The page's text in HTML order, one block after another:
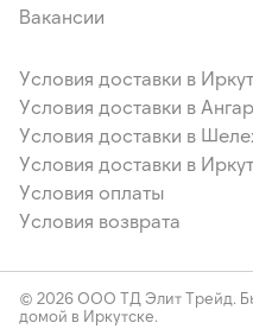
Вакансии
Условия доставки в
Условия доставки в
Условия доставки в
Условия доставки в
Условия оплаты
Условия возврата
© 2026 ООО ТД Элит Трейд.
домой в Иркутске.